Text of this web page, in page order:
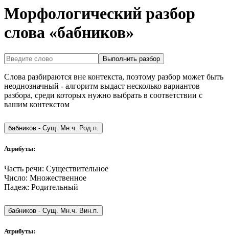
Морфологический разбор
слова «бабников»
Выполнить разбор
Слова разбираются вне контекста, поэтому разбор может быть
неоднозначный - алгоритм выдаст несколько вариантов
разбора, среди которых нужно выбрать в соответствии с
вашим контекстом
бабников - Сущ. Мн.ч. Род.п.
Атрибуты:
Часть речи: Существительное
Число: Множественное
Падеж: Родительный
бабников - Сущ. Мн.ч. Вин.п.
Атрибуты: